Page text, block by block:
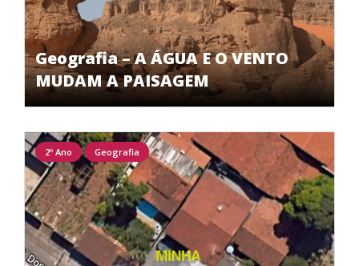
Geografia – A ÁGUA E O VENTO
MUDAM A PAISAGEM
2º Ano Geografia